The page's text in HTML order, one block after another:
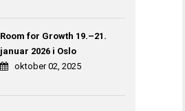
Room for Growth 19.–21.
januar 2026 i Oslo
oktober 02, 2025